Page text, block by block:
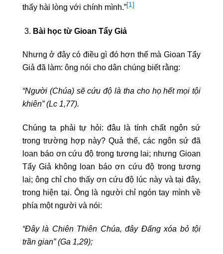
thấy hài lòng với chính mình.”[1]
Bài học từ Gioan Tẩy Giả
Nhưng ở đây có điều gì đó hơn thế mà Gioan Tẩy
Giả đã làm: ông nói cho dân chúng biết rằng:
“Người (Chúa) sẽ cứu độ là tha cho họ hết mọi tội
khiên” (Lc 1,77).
Chúng ta phải tự hỏi: đâu là tính chất ngôn sứ
trong trường hợp này? Quả thế, các ngôn sứ đã
loan báo ơn cứu độ trong tương lai; nhưng Gioan
Tẩy Giả không loan báo ơn cứu độ trong tương
lai; ông chỉ cho thấy ơn cứu độ lúc này và tại đây,
trong hiện tại. Ông là người chỉ ngón tay mình về
phía một người và nói:
“Đây là Chiên Thiên Chúa, đây Đấng xóa bỏ tội
trần gian” (Ga 1,29);